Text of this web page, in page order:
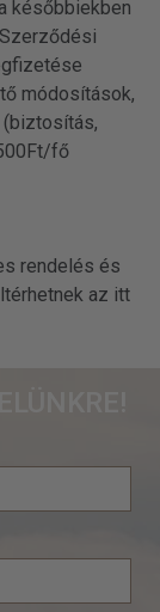
későbbiekben
módosítások,
fő
rendelés és
az itt